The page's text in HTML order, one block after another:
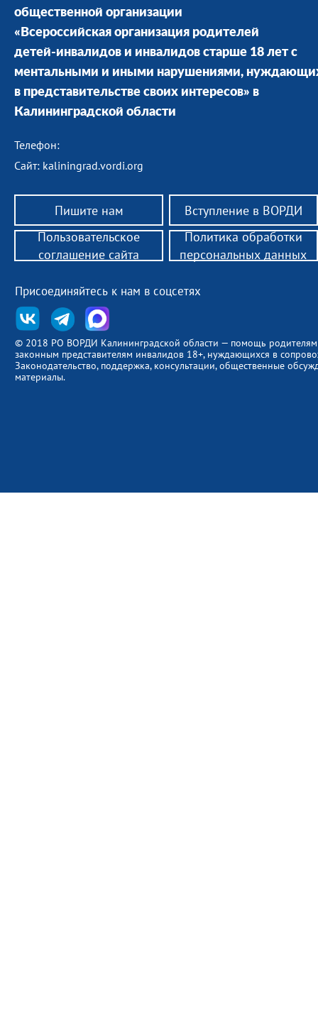
общественной организации
«Всероссийская организация родителей
детей-инвалидов и инвалидов старше 18 лет с
ментальными и иными нарушениями,
в представительстве своих интересов» в
Калининградской области
Телефон:
Сайт: kaliningrad.vordi.org
Пишите нам Вступление в ВОРДИ
© 2018 РО ВОРДИ Калининградской области — помощь
законным представителям инвалидов 18+, нуждающихся в
Законодательство, поддержка, консультации, общественные
материалы.
Присоединяйтесь к нам в соцсетях
Пользовательское
соглашение сайта
Политика обработки
персональных данных